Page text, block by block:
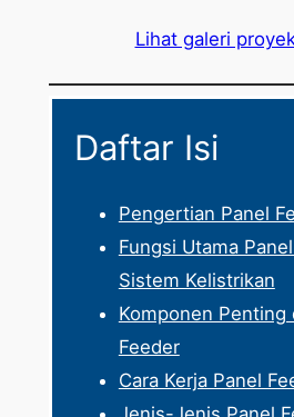
Lihat galeri
Daftar Isi
Pengertian Panel
Fungsi Utama
Sistem Kelistrikan
Komponen Penting
Feeder
Cara Kerja Panel